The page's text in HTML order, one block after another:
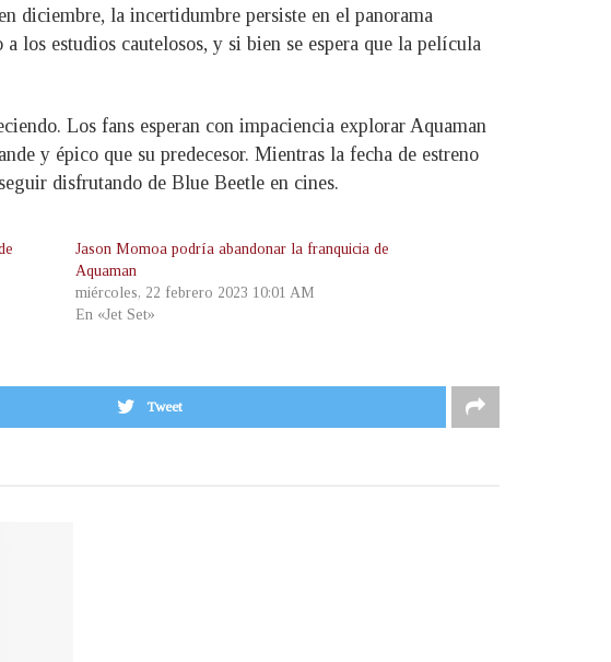
diciembre, la incertidumbre persiste en el panorama
los estudios cautelosos, y si bien se espera que la película
Los fans esperan con impaciencia explorar Aquaman
y épico que su predecesor. Mientras la fecha de estreno
disfrutando de Blue Beetle en cines.
Jason Momoa podría abandonar la franquicia de
Aquaman
miércoles, 22 febrero 2023 10:01 AM
En «Jet Set»
Tweet